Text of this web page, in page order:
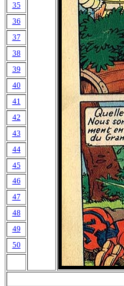
35
36
37
38
39
40
41
42
43
44
45
46
47
48
49
50